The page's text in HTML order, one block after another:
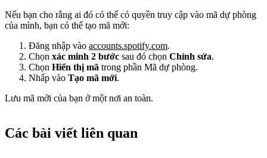
Nếu bạn cho rằng ai đó có thể có quyền truy cập vào mã dự phòng
của mình, bạn có thể tạo mã mới:
Đăng nhập vào accounts.spotify.com.
Chọn xác minh 2 bước sau đó chọn Chỉnh sửa.
Chọn Hiển thị mã trong phần Mã dự phòng.
Nhấp vào Tạo mã mới.
Lưu mã mới của bạn ở một nơi an toàn.
Các bài viết liên quan